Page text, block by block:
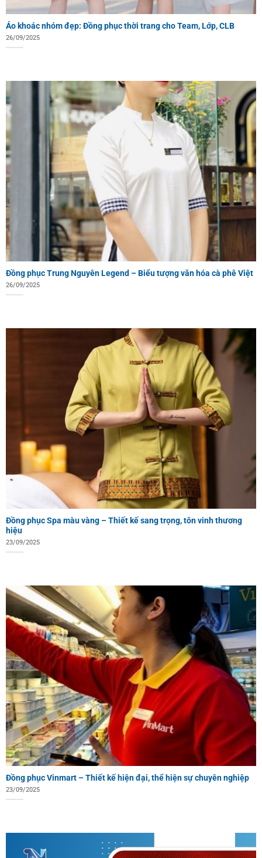
Áo khoác nhóm đẹp: Đồng phục thời trang cho Team, Lớp, CLB
26/09/2025
Đồng phục Trung Nguyên Legend – Biểu tượng văn hóa cà phê Việt
26/09/2025
Đồng phục Spa màu vàng – Thiết kế sang trọng, tôn vinh thương
hiệu
23/09/2025
Đồng phục Vinmart – Thiết kế hiện đại, thể hiện sự chuyên nghiệp
23/09/2025